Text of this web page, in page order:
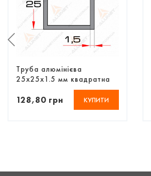
Труба алюмінієва
25х25х1.5 мм квадратна
128,80 грн КУПИТИ